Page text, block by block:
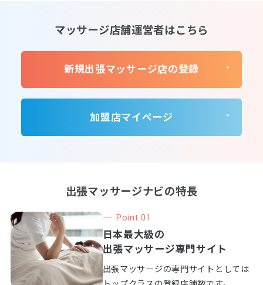
マッサージ店舗運営者はこちら
新規出張マッサージ店の登録
加盟店マイページ
出張マッサージナビの特長
Point 01
日本最大級の
出張マッサージ専門サイト
出張マッサージの専門サイトとしては